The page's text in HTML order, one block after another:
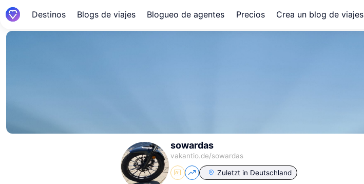
Destinos Blogs de viajes Blogueo de agentes Precios Crea un blog de viajes
sowardas
vakantio.de/sowardas
Zuletzt in Deutschland